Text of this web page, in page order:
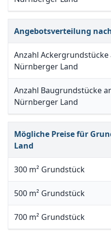
Angebotsverteilung
Anzahl
Nürnberger Land
Anzahl Baugrundstücke
Nürnberger Land
Mögliche Preise für
Land
300 m² Grundstück
500 m² Grundstück
700 m² Grundstück